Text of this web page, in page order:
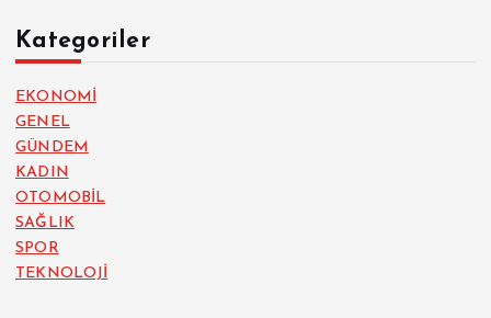
Kategoriler
EKONOMİ
GENEL
GÜNDEM
KADIN
OTOMOBİL
SAĞLIK
SPOR
TEKNOLOJİ